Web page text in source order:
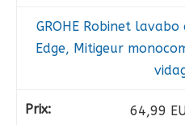
GROHE Robinet
Edge, Mitigeur
64,99